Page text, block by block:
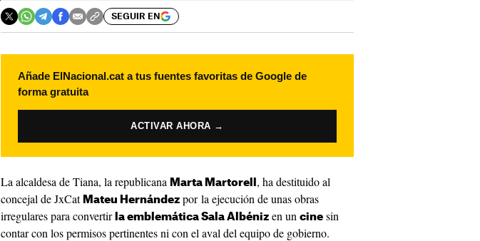
SEGUIR EN
Añade ElNacional.cat a tus fuentes favoritas de Google de
forma gratuita
ACTIVAR AHORA →
La alcaldesa de Tiana, la republicana Marta Martorell , ha destituido al
concejal de JxCat Mateu Hernández por la ejecución de unas obras
irregulares para convertir la emblemática Sala Albéniz en un cine sin
contar con los permisos pertinentes ni con el aval del equipo de gobierno.